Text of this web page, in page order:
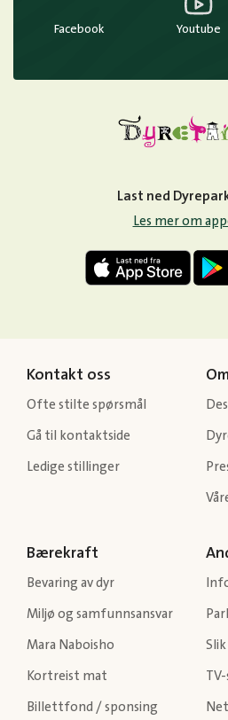
Facebook Youtube
Last ned
Les mer om
Kontakt oss
Ofte stilte spørsmål
Gå til kontaktside
Ledige stillinger
Bærekraft
Bevaring av dyr
Miljø og samfunnsansvar
Mara Naboisho
Kortreist mat
Billettfond / sponsing